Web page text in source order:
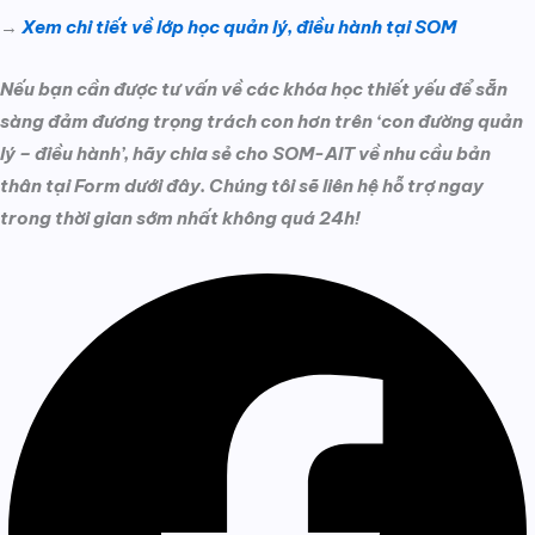
→ Xem chi tiết về lớp học quản lý, điều hành tại SOM
Nếu bạn cần được tư vấn về các khóa học thiết yếu để sẵn
sàng đảm đương trọng trách con hơn trên ‘con đường quản
lý – điều hành’, hãy chia sẻ cho SOM-AIT về nhu cầu bản
thân tại Form dưới đây. Chúng tôi sẽ liên hệ hỗ trợ ngay
trong thời gian sớm nhất không quá 24h!